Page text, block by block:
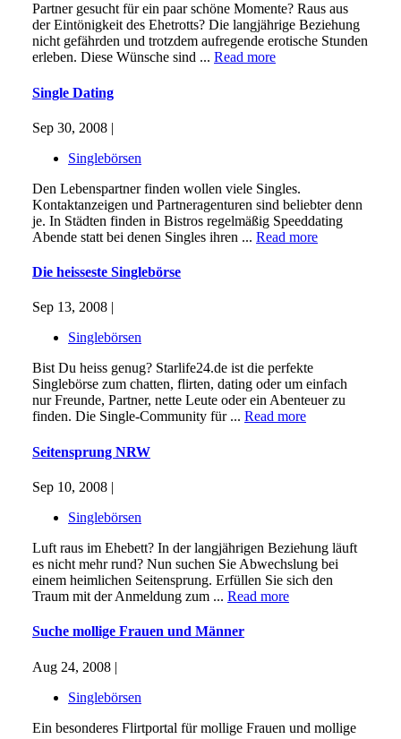
Partner gesucht für ein paar schöne Momente? Raus aus
der Eintönigkeit des Ehetrotts? Die langjährige Beziehung
nicht gefährden und trotzdem aufregende erotische Stunden
erleben. Diese Wünsche sind ... Read more
Single Dating
Sep 30, 2008 |
Singlebörsen
Den Lebenspartner finden wollen viele Singles.
Kontaktanzeigen und Partneragenturen sind beliebter denn
je. In Städten finden in Bistros regelmäßig Speeddating
Abende statt bei denen Singles ihren ... Read more
Die heisseste Singlebörse
Sep 13, 2008 |
Singlebörsen
Bist Du heiss genug? Starlife24.de ist die perfekte
Singlebörse zum chatten, flirten, dating oder um einfach
nur Freunde, Partner, nette Leute oder ein Abenteuer zu
finden. Die Single-Community für ... Read more
Seitensprung NRW
Sep 10, 2008 |
Singlebörsen
Luft raus im Ehebett? In der langjährigen Beziehung läuft
es nicht mehr rund? Nun suchen Sie Abwechslung bei
einem heimlichen Seitensprung. Erfüllen Sie sich den
Traum mit der Anmeldung zum ... Read more
Suche mollige Frauen und Männer
Aug 24, 2008 |
Singlebörsen
Ein besonderes Flirtportal für mollige Frauen und mollige